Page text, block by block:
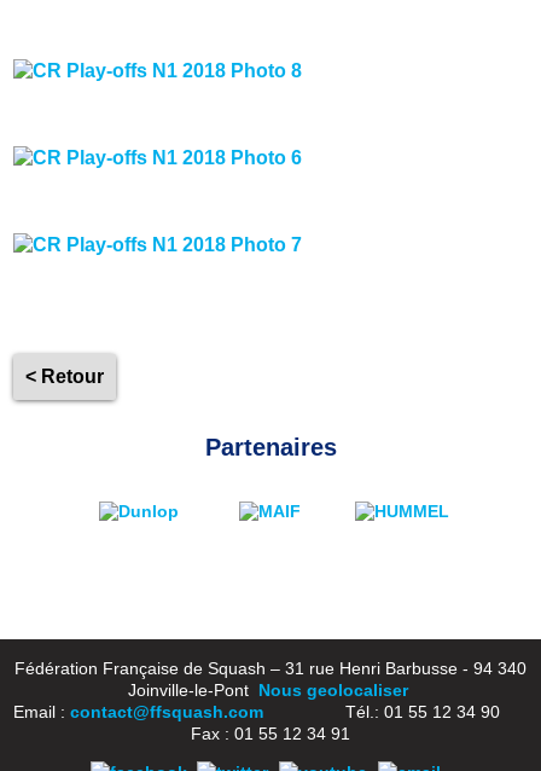
< Retour
Partenaires
Fédération Française de Squash – 31 rue Henri Barbusse - 94 340
Joinville-le-Pont Nous geolocaliser
Email : contact@ffsquash.comTél.: 01 55 12 34 90
Fax : 01 55 12 34 91